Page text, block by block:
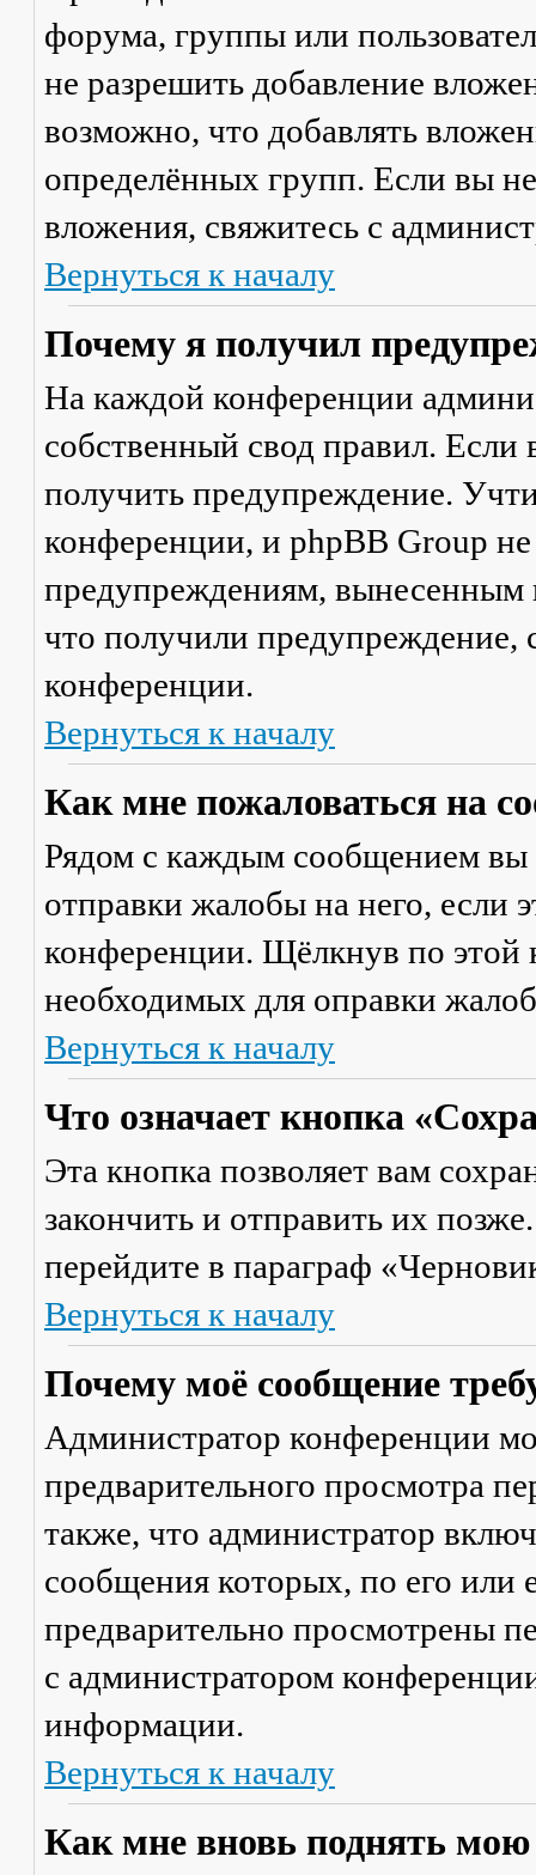
форума, группы или
не разрешить добавление
возможно, что добавлять
определённых групп. Если вы
вложения, свяжитесь с
Вернуться к началу
Почему я получил
На каждой конференции
собственный свод правил.
получить предупреждение.
конференции, и phpBB Group
предупреждениям, вынесенным
что получили предупреждение,
конференции.
Вернуться к началу
Как мне пожаловаться на
Рядом с каждым сообщением вы
отправки жалобы на него, если
конференции. Щёлкнув по этой
необходимых для оправки
Вернуться к началу
Что означает кнопка
Эта кнопка позволяет вам
закончить и отправить их
перейдите в параграф
Вернуться к началу
Почему моё сообщение
Администратор конференции
предварительного просмотра
также, что администратор
сообщения которых, по его
предварительно просмотрены
с администратором
информации.
Вернуться к началу
Как мне вновь поднять мою